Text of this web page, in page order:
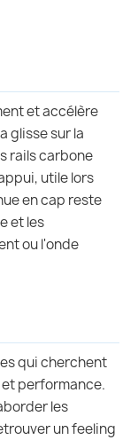
et accélère
glisse sur la
rails carbone
utile lors
en cap reste
et les
ou l'onde
qui cherchent
performance.
les
un feeling